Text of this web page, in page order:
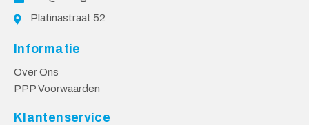
Platinastraat 52
Informatie
Over Ons
PPP Voorwaarden
Klantenservice